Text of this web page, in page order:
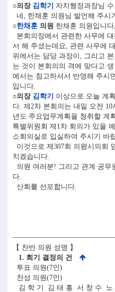
○의장 김학기
자치행정과장님
네, 한채훈 의원님 발언해 주시
○한채훈 의원 한채훈 의원입니
본회의장에서 관련한 사무에
서 해 주셨는데요, 관련 사무에
위에서는 담당 과장이, 그리고
는 것이 본회의의 격에 맞다고
에서는 참고하셔서 반영해 주시
입니다.
○의장 김학기
이상으로 오늘 계
다. 제2차 본회의는 내일 오전
년도 주요업무계획을 청취할 계
특별위원회 제1차 회의가 있을
소회의실로 입실하여 주시기 바
이것으로 제307회 의왕시의회
치겠습니다.
의원 여러분! 그리고 관계 공무
다.
산회를 선포합니다.
【 찬반 의원 성명 】
1. 회기 결정의 건
투표 의원(7인)
찬성 의원(7인)
김 학 기 김 태 흥 서 창 수 노